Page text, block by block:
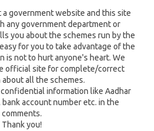
government website and this site
any government department or
you about the schemes run by the
for you to take advantage of the
is not to hurt anyone's heart. We
official site for complete/correct
all the schemes.
information like Aadhar
bank account number etc. in the
comments.
Thank you!